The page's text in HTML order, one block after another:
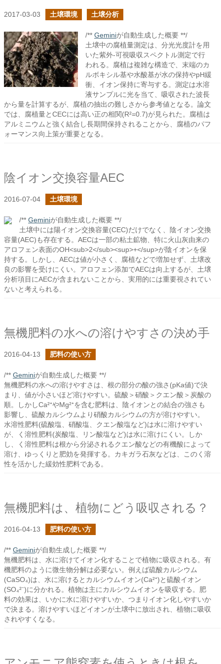
2017-03-03 土壌環境 土壌分析
/** Geminiが自動生成した概要 **/
土壌中の腐植量測定は、分光光度計を用
いた紫外-可視吸収スペクトル測定で行
われる。腐植は複雑な構造で、末端のカ
ルボキシル基や水酸基が水の保持やpH緩
衝、イオン保持に寄与する。測定は水溶
液サンプルに光を当て、吸収された波長
から量を計算するが、腐植の抽出の難しさから参考値となる。論文
では、腐植量とCECには高い正の相関(R²=0.7)が見られた。腐植は
アルミニウムと強く結合し長期間保持されることから、腐植のパフ
ォーマンス向上策が重要となる。
陰イオン交換容量AEC
2016-07-04 土壌環境
/** Geminiが自動生成した概要 **/
土壌中には陽イオン交換容量(CEC)だけでなく、陰イオン交換
容量(AEC)も存在する。AECは一部の粘土鉱物、特に火山灰由来の
アロフェン表面のOH<sub>2</sub><sup>+</sup>が陰イオンを保
持する。しかし、AECは値が小さく、腐植などで増加せず、土壌改
良の影響を受けにくい。アロフェン添加でAECは向上するが、土壌
分析項目にAECが含まれないことから、実用的には重要視されてい
ないと考えられる。
無機肥料の水への溶けやすさの決め手
2016-04-13 肥料の使い方
/** Geminiが自動生成した概要 **/
無機肥料の水への溶けやすさは、根の部分の酸の強さ(pKa値)で決
まり、値が小さいほど溶けやすい。硫酸＞硝酸＞クエン酸＞炭酸の
順。しかしCa²⁺やMg²⁺を含む肥料は、陰イオンとの結合の強さも
影響し、硫酸カルシウムより硝酸カルシウムの方が溶けやすい。
水溶性肥料(硫酸塩、硝酸塩、クエン酸塩など)は水に溶けやすい
が、く溶性肥料(炭酸塩、リン酸塩など)は水に溶けにくい。しか
し、く溶性肥料は根から分泌されるクエン酸などの有機酸によって
溶け、ゆっくりと肥効を発揮する。カキガラ石灰などは、このく溶
性を活かした緩効性肥料である。
無機肥料は、植物にどう吸収される？
2016-04-13 肥料の使い方
/** Geminiが自動生成した概要 **/
無機肥料は、水に溶けてイオン化することで植物に吸収される。有
機肥料のように微生物分解は必要ない。例えば硫酸カルシウム
(CaSO₄)は、水に溶けるとカルシウムイオン(Ca²⁺)と硫酸イオン
(SO₄²⁻)に分かれる。植物は主にカルシウムイオンを吸収する。肥
料の効果は、いかに水に溶けやすいか、つまりイオン化しやすいか
で決まる。溶けやすいほどイオンが土壌中に放出され、植物に吸収
されやすくなる。